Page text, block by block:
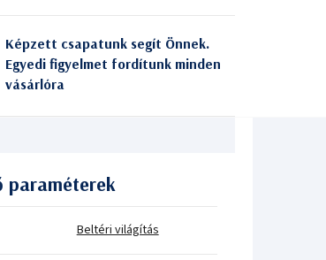
Képzett csapatunk segít Önnek.
Egyedi figyelmet fordítunk minden
vásárlóra
paraméterek
Beltéri világítás